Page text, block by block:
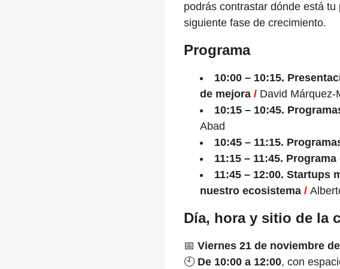
podrás contrastar dónde está tu
siguiente fase de crecimiento.
Programa
10:00 – 10:15.
de mejora / David Márquez-
10:15 – 10:45.
Abad
10:45 – 11:15.
11:15 – 11:45. Programa
11:45 – 12:00. Startups
nuestro ecosistema /
Día, hora y sitio de la
📅 Viernes 21 de noviembre
🕙 De 10:00 a 12:00, con